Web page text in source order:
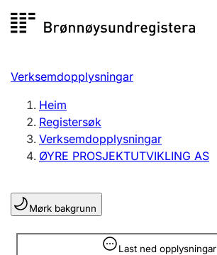
til
Registersøk
Aksjeselskap
Enkeltpersonføretak
Registrere, endre, slette
Lag og foreining
Registrere, endre, slette
Verksemdopplysningar
Heim
Registersøk
Verksemdopplysningar
ØYRE PROSJEKTUTVIKLING AS
Mørk bakgrunn
Last ned opplysningar
Opplysninger er skjult